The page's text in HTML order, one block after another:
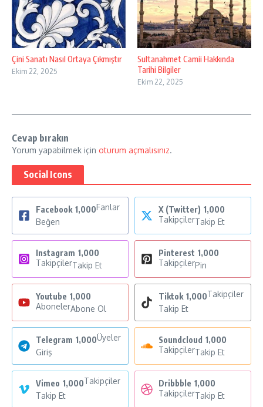
Çini Sanatı Nasıl Ortaya Çıkmıştır
Ekim 22, 2025
Sultanahmet Camii Hakkında
Tarihi Bilgiler
Ekim 22, 2025
Cevap bırakın
Yorum yapabilmek için oturum açmalısınız.
Social Icons
Facebook 1,000Fanlar
Beğen
X (Twitter) 1,000
TakipçilerTakip Et
Instagram 1,000
TakipçilerTakip Et
Pinterest 1,000
TakipçilerPin
Youtube 1,000
AbonelerAbone Ol
Tiktok 1,000Takipçiler
Takip Et
Telegram 1,000Üyeler
Giriş
Soundcloud 1,000
TakipçilerTakip Et
Vimeo 1,000Takipçiler
Takip Et
Dribbble 1,000
TakipçilerTakip Et